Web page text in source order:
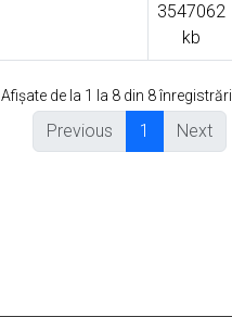
3547062
kb
Afișate de la 1 la 8 din 8 înregistrări
Previous 1 Next